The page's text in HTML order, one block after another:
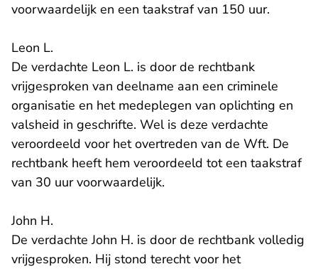
voorwaardelijk en een taakstraf van 150 uur.
Leon L.
De verdachte Leon L. is door de rechtbank
vrijgesproken van deelname aan een criminele
organisatie en het medeplegen van oplichting en
valsheid in geschrifte. Wel is deze verdachte
veroordeeld voor het overtreden van de Wft. De
rechtbank heeft hem veroordeeld tot een taakstraf
van 30 uur voorwaardelijk.
John H.
De verdachte John H. is door de rechtbank volledig
vrijgesproken. Hij stond terecht voor het